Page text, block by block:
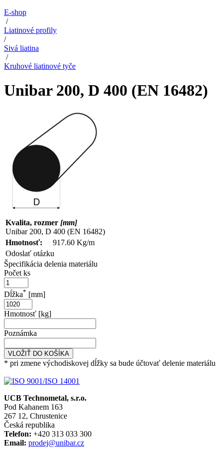
E-shop
/
Liatinové profily
/
Sivá liatina
/
Kruhové liatinové tyče
Unibar 200, D 400 (EN 16482)
Kvalita, rozmer [mm]
Unibar 200, D 400 (EN 16482)
Hmotnosť:
917.60 Kg/m
Odoslať otázku
Špecifikácia delenia materiálu
Počet ks
Dĺžka* [mm]
Hmotnosť [kg]
Poznámka
VLOŽIŤ DO KOŠÍKA
* pri zmene východiskovej dĺžky sa bude účtovať delenie materiálu
UCB Technometal, s.r.o.
Pod Kahanem 163
267 12, Chrustenice
Česká republika
Telefon: +420 313 033 300
Email: prodej@unibar.cz